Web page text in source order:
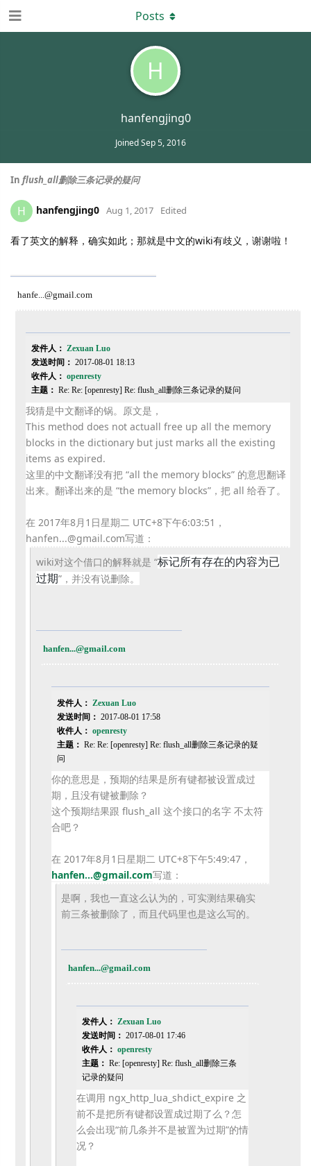
H
hanfengjing0
JoinedSep 5, 2016
Posts
In flush_all删除三条记录的疑问
H hanfengjing0 Aug 1, 2017 Edited
看了英文的解释，确实如此；那就是中文的wiki有歧义，谢谢啦！
hanfe...@gmail.com
发件人： Zexuan Luo
发送时间： 2017-08-01 18:13
收件人： openresty
主题： Re: Re: [openresty] Re: flush_all删除三条记录的疑问
我猜是中文翻译的锅。原文是，
This method does not actuall free up all the memory
blocks in the dictionary but just marks all the existing
items as expired.
这里的中文翻译没有把 “all the memory blocks” 的意思翻译
出来。翻译出来的是 “the memory blocks”，把 all 给吞了。
在 2017年8月1日星期二 UTC+8下午6:03:51，
hanfen...@gmail.com写道：
wiki对这个借口的解释就是 “标记所有存在的内容为已
过期”，并没有说删除。
hanfen...@gmail.com
发件人： Zexuan Luo
发送时间： 2017-08-01 17:58
收件人： openresty
主题： Re: Re: [openresty] Re: flush_all删除三条记录的疑
问
你的意思是，预期的结果是所有键都被设置成过
期， 且没有键被删除？
这个预期结果跟 flush_all 这个接口的名字 不太符
合吧？
在 2017年8月1日星期二 UTC+8下午5:49:47，
hanfen...@gmail.com写道：
是啊，我也一直这么认为的，可实测结果确实
前三条被删除了， 而且代码里也是这么写的。
hanfen...@gmail.com
发件人： Zexuan Luo
发送时间： 2017-08-01 17:46
收件人： openresty
主题： Re: [openresty] Re: flush_all删除三条
记录的疑问
在调用 ngx_http_lua_shdict_expire 之
前不是把所有键都设置成过期了么？怎
么会出现“前几条并不是被置为过期”的情
况？